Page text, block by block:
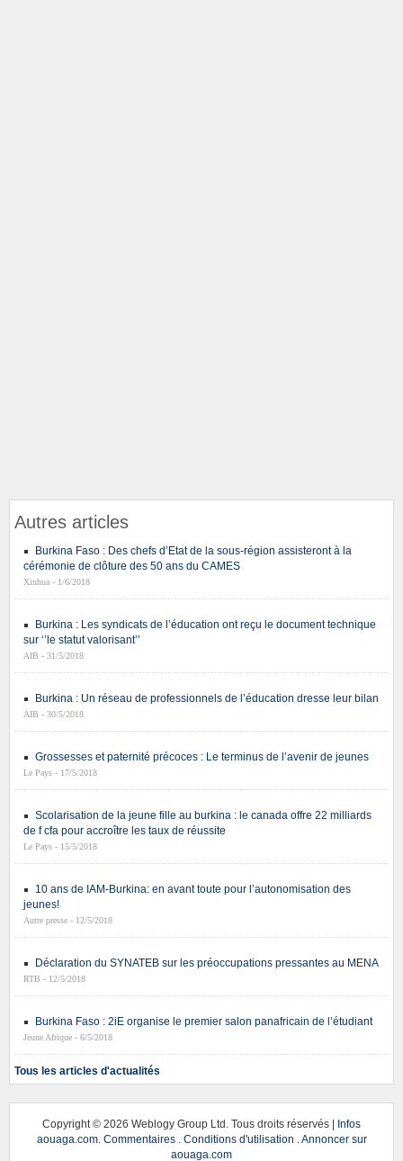
Autres articles
Burkina Faso : Des chefs d’Etat de la sous-région assisteront à la
cérémonie de clôture des 50 ans du CAMES
Xinhua - 1/6/2018
Burkina : Les syndicats de l’éducation ont reçu le document technique
sur ‘’le statut valorisant’’
AIB - 31/5/2018
Burkina : Un réseau de professionnels de l’éducation dresse leur bilan
AIB - 30/5/2018
Grossesses et paternité précoces : Le terminus de l’avenir de jeunes
Le Pays - 17/5/2018
Scolarisation de la jeune fille au burkina : le canada offre 22 milliards
de f cfa pour accroître les taux de réussite
Le Pays - 15/5/2018
10 ans de IAM-Burkina: en avant toute pour l’autonomisation des
jeunes!
Autre presse - 12/5/2018
Déclaration du SYNATEB sur les préoccupations pressantes au MENA
RTB - 12/5/2018
Burkina Faso : 2iE organise le premier salon panafricain de l’étudiant
Jeune Afrique - 6/5/2018
Tous les articles d'actualités
Copyright © 2026 Weblogy Group Ltd. Tous droits réservés |
Infos
aouaga.com. Commentaires. Conditions d'utilisation .Annoncer sur
aouaga.com